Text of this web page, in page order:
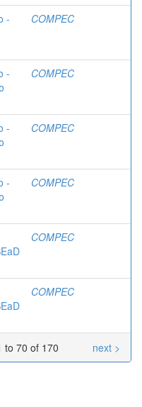
-
COMPEC
-
COMPEC
-
COMPEC
-
COMPEC
COMPEC
COMPEC
to 70 of 170 next >